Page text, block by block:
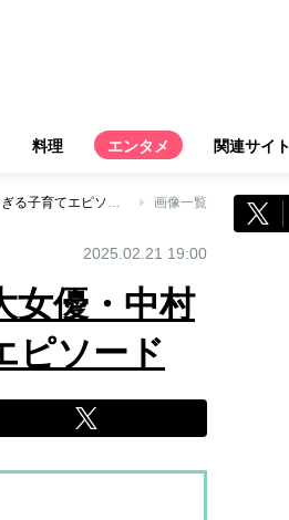
料理 エンタメ 関連サイト
大暴れにもほどがある 昭和の大女優・中村メイコさんの強烈すぎる子育てエピソード 画像一覧
2025.02.21 19:00
優・中村
ピソード